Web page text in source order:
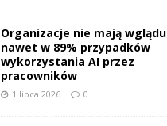
Organizacje nie mają wglądu
nawet w 89% przypadków
wykorzystania AI przez
pracowników
1 lipca 2026 0